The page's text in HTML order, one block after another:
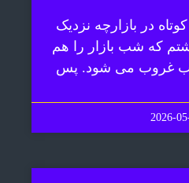
در بازارچه نزدیک
که شب بازار را هم
2026-